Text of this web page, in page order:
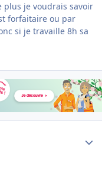
plus je voudrais savoir
forfaitaire ou par
si je travaille 8h sa